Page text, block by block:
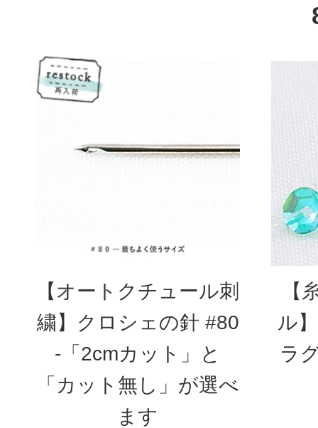
【オートクチュール刺
繍】クロシェの針 #80
-「2cmカット」と
「カット無し」が選べ
ます
【
ル
ラ